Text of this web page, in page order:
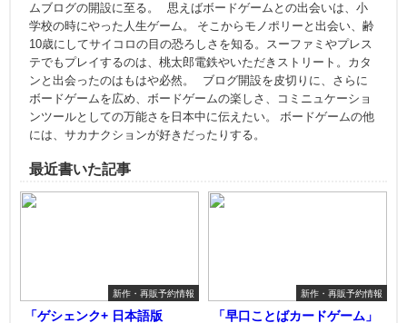
ムブログの開設に至る。 思えばボードゲームとの出会いは、小
学校の時にやった人生ゲーム。 そこからモノポリーと出会い、齢
10歳にしてサイコロの目の恐ろしさを知る。スーファミやプレス
テでもプレイするのは、桃太郎電鉄やいただきストリート。カタ
ンと出会ったのはもはや必然。 ブログ開設を皮切りに、さらに
ボードゲームを広め、ボードゲームの楽しさ、コミニュケーショ
ンツールとしての万能さを日本中に伝えたい。 ボードゲームの他
には、サカナクションが好きだったりする。
最近書いた記事
新作・再販予約情報
「ゲシェンク+ 日本語版
新作・再販予約情報
「早口ことばカードゲーム」